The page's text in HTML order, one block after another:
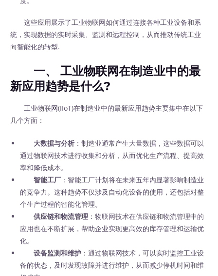
这些应用展示了工业物联网如何通过连接各种工业设备和系
统，实现数据的实时采集、监测和远程控制，从而推动传统工业
向智能化的转型.
一、 工业物联网在制造业中的最
新应用趋势是什么?
工业物联网(IIoT)在制造业中的最新应用趋势主要集中在以下
几个方面：
大数据与分析 ：制造业通常产生大量数据，这些数据可以
通过物联网技术进行收集和分析，从而优化生产流程、提高效
率和降低成本。
智能工厂 ：智能工厂计划将在未来五年内显著影响制造业
的竞争力。这种趋势不仅涉及自动化设备的使用，还包括对整
个生产过程的智能化管理。
供应链和物流管理 ：物联网技术在供应链和物流管理中的
应用也在不断扩展，帮助企业实现更高效的库存管理和运输优
化。
设备监测和维护 ：通过物联网技术，可以实时监控工业设
备的状态，及时发现故障并进行维护，从而减少停机时间和维